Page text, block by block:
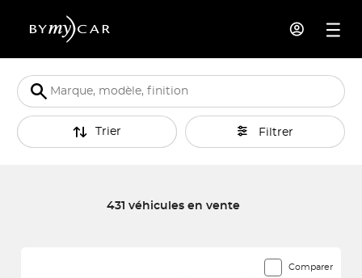
Trier Filtrer
431 véhicules en vente
Comparer